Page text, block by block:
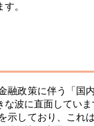
。
政策に伴う「国
波に直面していま
しており、これ